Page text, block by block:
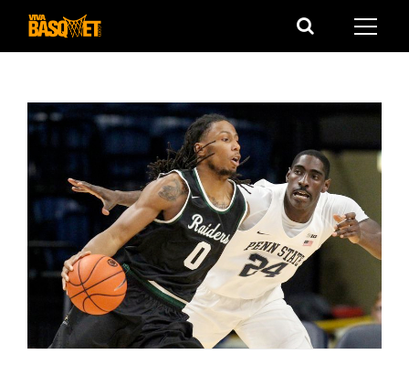
Saltar